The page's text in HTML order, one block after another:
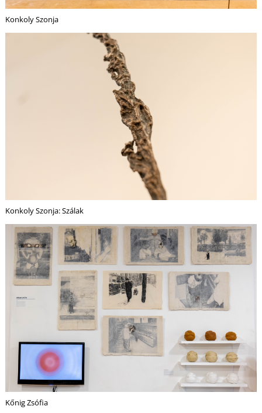
Konkoly Szonja
Konkoly Szonja: Szálak
Kőnig Zsófia